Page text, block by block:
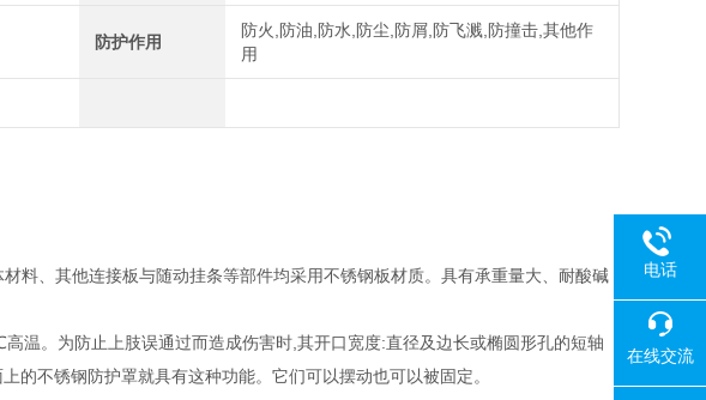
防护作用
防火,防油,防水,防尘,防屑,防飞溅,防撞击,其他作
用
料、其他连接板与随动挂条等部件均采用不锈钢板材质。具有承重量大、耐酸碱
。为防止上肢误通过而造成伤害时,其开口宽度:直径及边长或椭圆形孔的短轴
的不锈钢防护罩就具有这种功能。它们可以摆动也可以被固定。
电话
在线交流